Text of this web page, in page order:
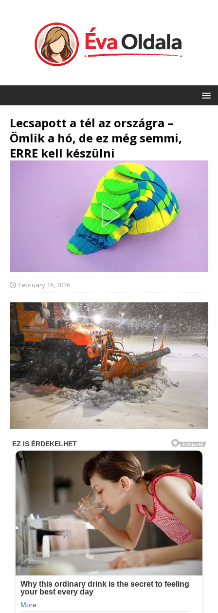
Lecsapott a tél az országra –
Ömlik a hó, de ez még semmi,
ERRE kell készülni
February 16, 2026